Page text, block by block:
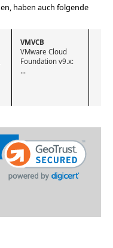
haben auch folgende
VMVCB
VMware Cloud
Foundation v9.x:
...